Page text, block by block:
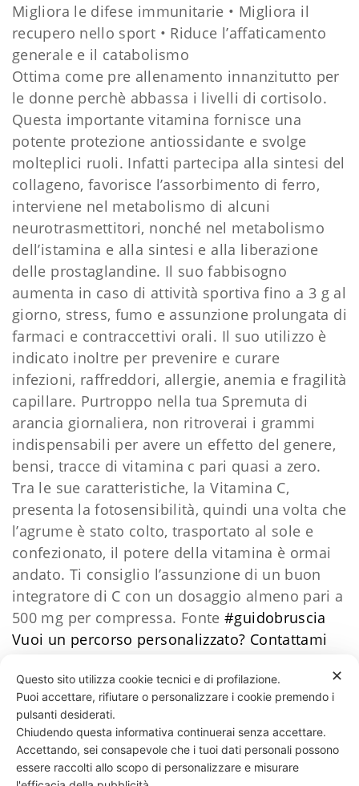
Migliora le difese immunitarie • Migliora il
recupero nello sport • Riduce l’affaticamento
generale e il catabolismo
Ottima come pre allenamento innanzitutto per
le donne perchè abbassa i livelli di cortisolo.
Questa importante vitamina fornisce una
potente protezione antiossidante e svolge
molteplici ruoli. Infatti partecipa alla sintesi del
collageno, favorisce l’assorbimento di ferro,
interviene nel metabolismo di alcuni
neurotrasmettitori, nonché nel metabolismo
dell’istamina e alla sintesi e alla liberazione
delle prostaglandine. Il suo fabbisogno
aumenta in caso di attività sportiva fino a 3 g al
giorno, stress, fumo e assunzione prolungata di
farmaci e contraccettivi orali. Il suo utilizzo è
indicato inoltre per prevenire e curare
infezioni, raffreddori, allergie, anemia e fragilità
capillare. Purtroppo nella tua Spremuta di
arancia giornaliera, non ritroverai i grammi
indispensabili per avere un effetto del genere,
bensi, tracce di vitamina c pari quasi a zero.
Tra le sue caratteristiche, la Vitamina C,
presenta la fotosensibilità, quindi una volta che
l’agrume è stato colto, trasportato al sole e
confezionato, il potere della vitamina è ormai
andato. Ti consiglio l’assunzione di un buon
integratore di C con un dosaggio almeno pari a
500 mg per compressa. Fonte#guidobruscia
Vuoi un percorso personalizzato? ​Contattami
40 LIKES
331 818 4777DANIELE ESPOSITO
✕
Questo sito utilizza cookie tecnici e di profilazione.
Puoi accettare, rifiutare o personalizzare i cookie premendo i
pulsanti desiderati.
Chiudendo questa informativa continuerai senza accettare.
Accettando, sei consapevole che i tuoi dati personali possono
essere raccolti allo scopo di personalizzare e misurare